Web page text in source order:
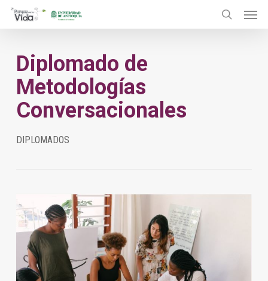
Skip
content
search
Diplomado de
Metodologías
Conversacionales
DIPLOMADOS